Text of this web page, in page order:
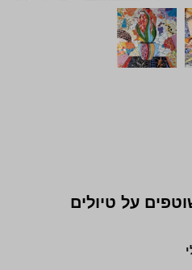
על טיולים